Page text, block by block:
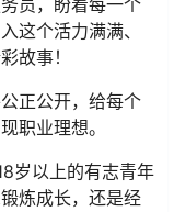
员，盼着每一个
这个活力满满、
故事！
正公开，给每个
职业理想。
岁以上的有志青年
炼成长，还是经